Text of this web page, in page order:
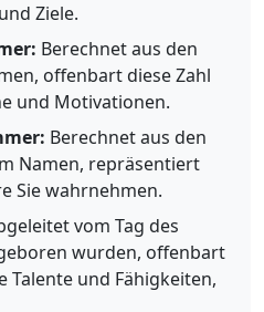
Ziele.
Berechnet aus den
offenbart diese Zahl
und Motivationen.
Berechnet aus den
Namen, repräsentiert
Sie wahrnehmen.
vom Tag des
wurden, offenbart
Talente und Fähigkeiten,